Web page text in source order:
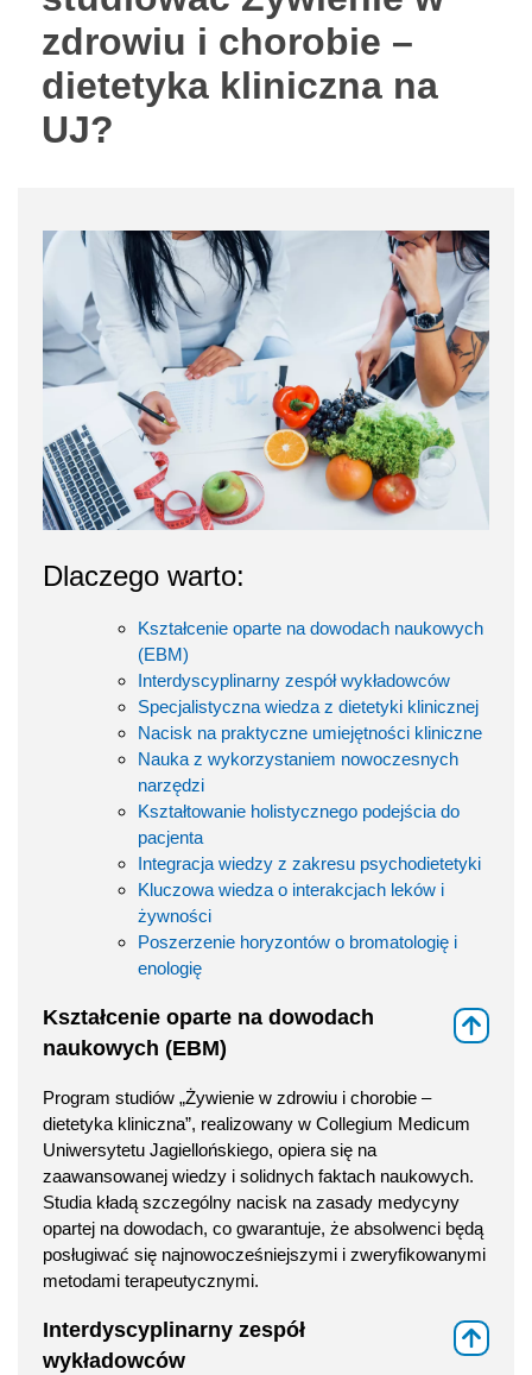
zdrowiu i chorobie –
dietetyka kliniczna na
UJ?
Dlaczego warto:
Kształcenie oparte na dowodach naukowych
(EBM)
Interdyscyplinarny zespół wykładowców
Specjalistyczna wiedza z dietetyki klinicznej
Nacisk na praktyczne umiejętności kliniczne
Nauka z wykorzystaniem nowoczesnych
narzędzi
Kształtowanie holistycznego podejścia do
pacjenta
Integracja wiedzy z zakresu psychodietetyki
Kluczowa wiedza o interakcjach leków i
żywności
Poszerzenie horyzontów o bromatologię i
enologię
Kształcenie oparte na dowodach
naukowych (EBM)
Program studiów „Żywienie w zdrowiu i chorobie –
dietetyka kliniczna”, realizowany w Collegium Medicum
Uniwersytetu Jagiellońskiego, opiera się na
zaawansowanej wiedzy i solidnych faktach naukowych.
Studia kładą szczególny nacisk na zasady medycyny
opartej na dowodach, co gwarantuje, że absolwenci będą
posługiwać się najnowocześniejszymi i zweryfikowanymi
metodami terapeutycznymi.
Interdyscyplinarny zespół
wykładowców